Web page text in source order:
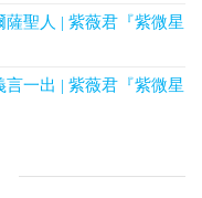
聖人 | 紫薇君『紫微星
一出 | 紫薇君『紫微星